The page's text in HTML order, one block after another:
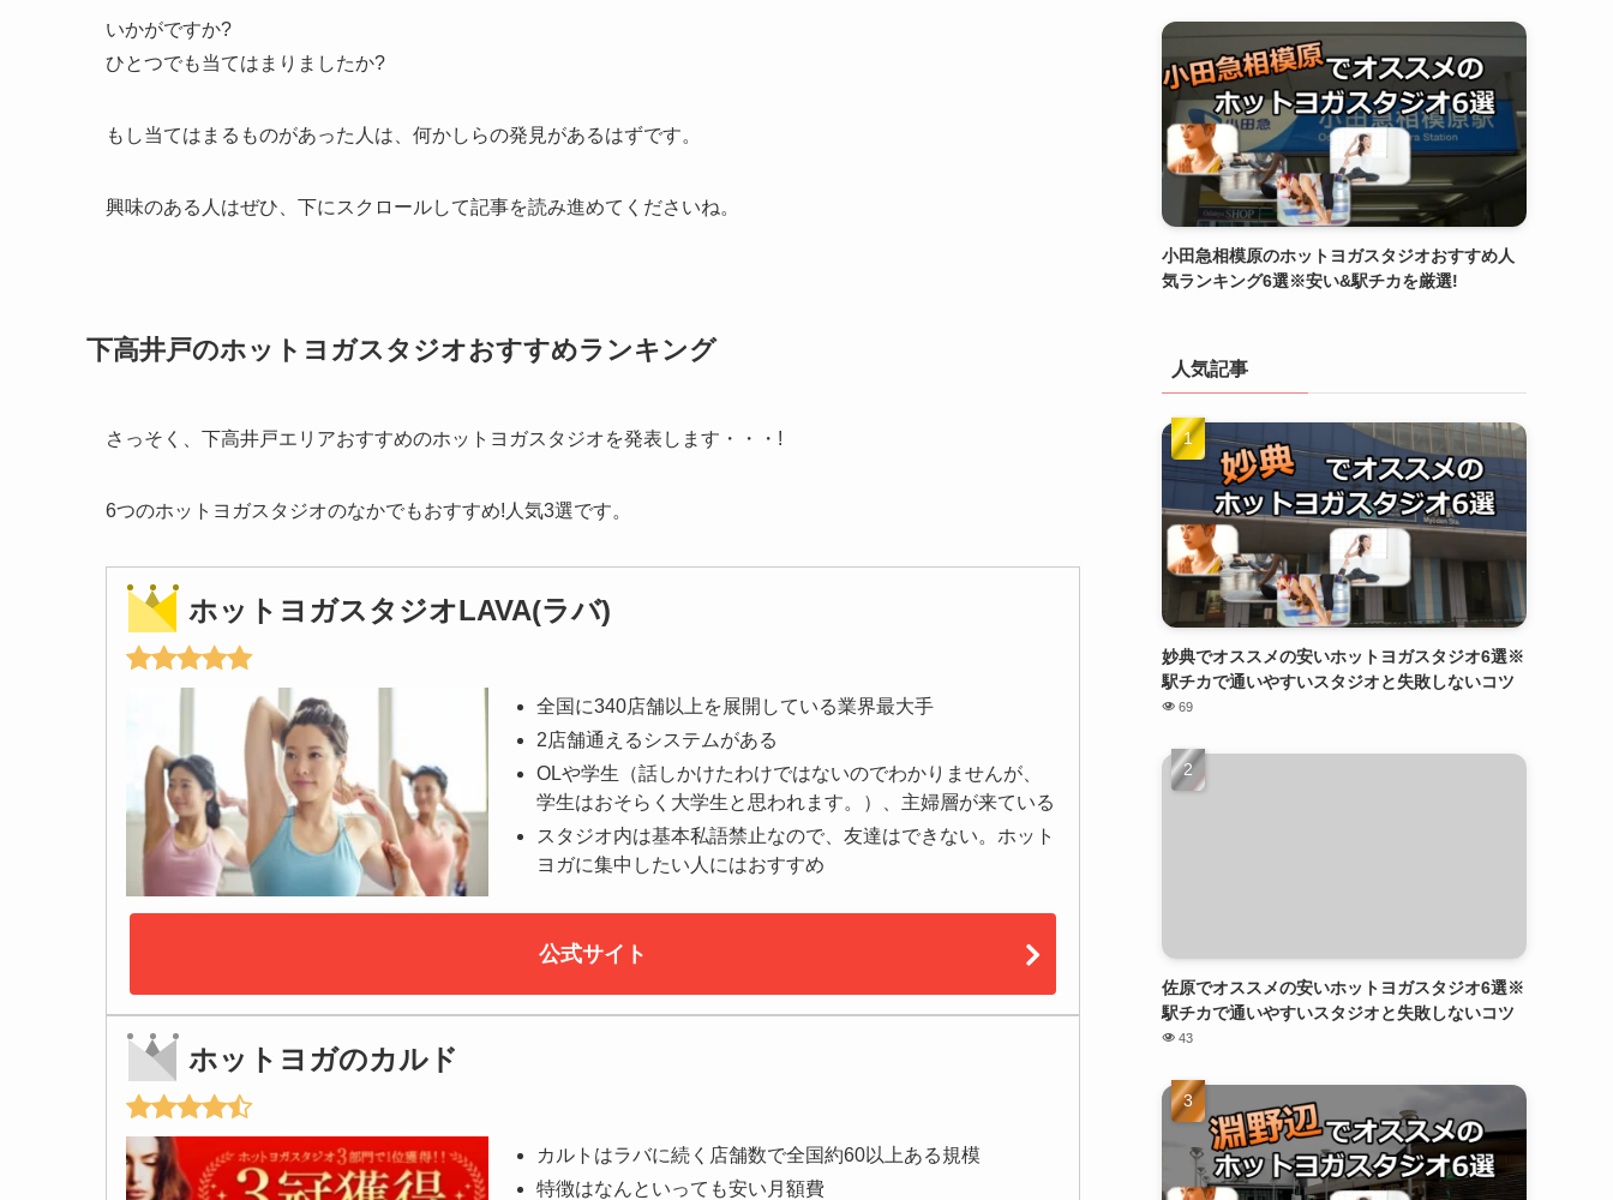
いかがですか?
ひとつでも当てはまりましたか?
もし当てはまるものがあった人は、何かしらの発見があるはずです。
興味のある人はぜひ、下にスクロールして記事を読み進めてくださいね。
下高井戸のホットヨガスタジオおすすめランキング
さっそく、下高井戸エリアおすすめのホットヨガスタジオを発表します・・・!
6つのホットヨガスタジオのなかでもおすすめ!人気3選です。
ホットヨガスタジオLAVA(ラバ)
全国に340店舗以上を展開している業界最大手
2店舗通えるシステムがある
OLや学生（話しかけたわけではないのでわかりませんが、
学生はおそらく大学生と思われます。）、主婦層が来ている
スタジオ内は基本私語禁止なので、友達はできない。ホット
ヨガに集中したい人にはおすすめ
公式サイト
ホットヨガのカルド
カルトはラバに続く店舗数で全国約60以上ある規模
特徴はなんといっても安い月額費
小田急相模原のホットヨガスタジオおすすめ人
気ランキング6選※安い&駅チカを厳選!
人気記事
妙典でオススメの安いホットヨガスタジオ6選※
駅チカで通いやすいスタジオと失敗しないコツ
69
佐原でオススメの安いホットヨガスタジオ6選※
駅チカで通いやすいスタジオと失敗しないコツ
43